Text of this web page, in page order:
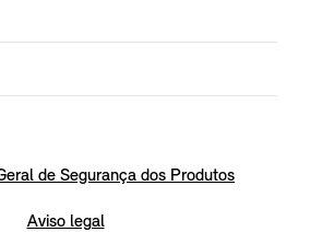
de Segurança dos Produtos
Aviso legal